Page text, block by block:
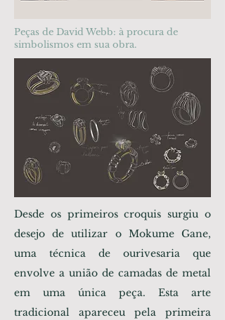
Peças de David Webb: à procura de
simbolismos em sua obra.
Desde os primeiros croquis surgiu o
desejo de utilizar o Mokume Gane,
uma técnica de ourivesaria que
envolve a união de camadas de metal
em uma única peça. Esta arte
tradicional apareceu pela primeira